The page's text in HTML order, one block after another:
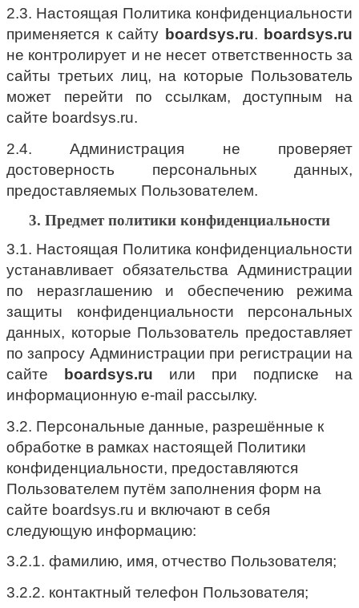
2.3. Настоящая Политика конфиденциальности
применяется к сайту boardsys.ru. boardsys.ru
не контролирует и не несет ответственность за
сайты третьих лиц, на которые Пользователь
может перейти по ссылкам, доступным на
сайте boardsys.ru.
2.4. Администрация не проверяет
достоверность персональных данных,
предоставляемых Пользователем.
3. Предмет политики конфиденциальности
3.1. Настоящая Политика конфиденциальности
устанавливает обязательства Администрации
по неразглашению и обеспечению режима
защиты конфиденциальности персональных
данных, которые Пользователь предоставляет
по запросу Администрации при регистрации на
сайте
boardsys.ru или при подписке на
информационную e-mail рассылку.
3.2. Персональные данные, разрешённые к
обработке в рамках настоящей Политики
конфиденциальности, предоставляются
Пользователем путём заполнения форм на
сайте boardsys.ru и включают в себя
следующую информацию:
3.2.1. фамилию, имя, отчество Пользователя;
3.2.2. контактный телефон Пользователя;